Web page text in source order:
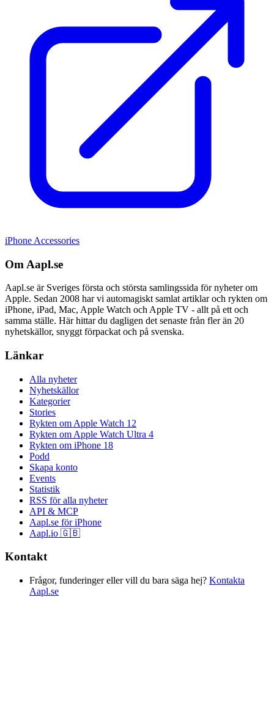
iPhone Accessories
Om Aapl.se
Aapl.se är Sveriges första och största samlingssida för nyheter om
Apple. Sedan 2008 har vi automagiskt samlat artiklar och rykten om
iPhone, iPad, Mac, Apple Watch och Apple TV - allt på ett och
samma ställe. Här hittar du dagligen det senaste från fler än 20
nyhetskällor, snyggt förpackat och på svenska.
Länkar
Alla nyheter
Nyhetskällor
Kategorier
Stories
Rykten om Apple Watch 12
Rykten om Apple Watch Ultra 4
Rykten om iPhone 18
Podd
Skapa konto
Events
Statistik
RSS för alla nyheter
API & MCP
Aapl.se för iPhone
Aapl.io 🇬🇧
Kontakt
Frågor, funderinger eller vill du bara säga hej? Kontakta
Aapl.se